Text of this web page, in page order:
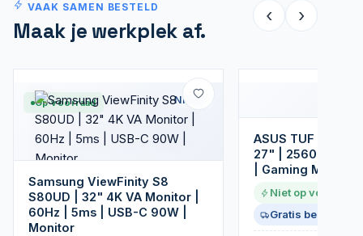
VAAK SAMEN BESTELD
Maak je werkplek af.
‹ ›
Op voorraad Nieuw
Samsung ViewFinity S8
S80UD | 32" 4K VA Monitor |
60Hz | 5ms | USB-C 90W |
Monitor
ASUS TUF
27" | 2560 x 1440
| Gaming Monitor
Niet op voorraad
Gratis bezorgd